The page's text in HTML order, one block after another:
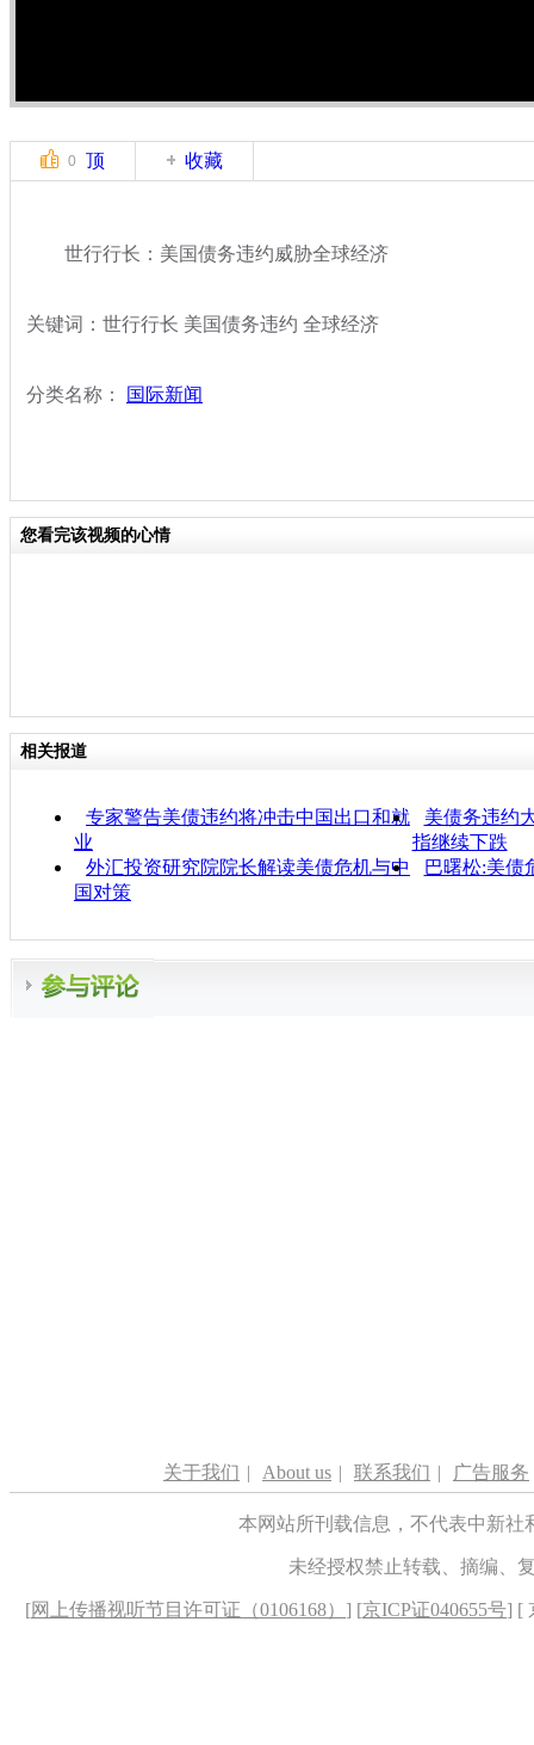
0 顶 收藏
世行行长：美国债务违约威胁全球经济
关键词：世行行长 美国债务违约 全球经济
分类名称： 国际新闻
您看完该视频的心情
相关报道
专家警告美债违约将冲击中国出口和就
业
美债务违约
指继续下跌
外汇投资研究院院长解读美债危机与中
国对策
巴曙松:美债
关于我们 | About us | 联系我们 | 广告服务
本网站所刊载信息，不代表中新
未经授权禁止转载、摘编、
[网上传播视听节目许可证（0106168） ] [京ICP证040655号] [